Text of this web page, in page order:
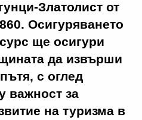
Златолист от
Осигуряването
ще осигури
да извърши
с оглед
важност за
на туризма в